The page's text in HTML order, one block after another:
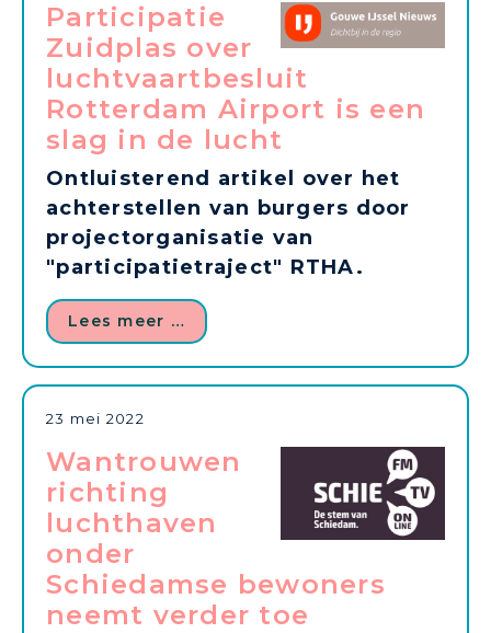
Participatie
Zuidplas over
luchtvaartbesluit
Rotterdam Airport is een
slag in de lucht
Ontluisterend artikel over het
achterstellen van burgers door
projectorganisatie van
"participatietraject" RTHA.
Lees meer …
23 mei 2022
Wantrouwen
richting
luchthaven
onder
Schiedamse bewoners
neemt verder toe